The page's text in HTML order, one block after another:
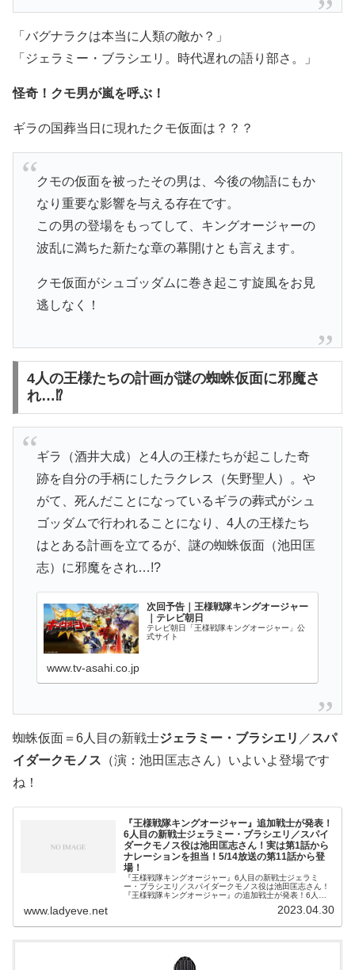
「バグナラクは本当に人類の敵か？」
「ジェラミー・ブラシエリ。時代遅れの語り部さ。」
怪奇！クモ男が嵐を呼ぶ！
ギラの国葬当日に現れたクモ仮面は？？？
クモの仮面を被ったその男は、今後の物語にもか
なり重要な影響を与える存在です。
この男の登場をもってして、キングオージャーの
波乱に満ちた新たな章の幕開けとも言えます。
クモ仮面がシュゴッダムに巻き起こす旋風をお見
逃しなく！
4人の王様たちの計画が謎の蜘蛛仮面に邪魔さ
れ…⁉
ギラ（酒井大成）と4人の王様たちが起こした奇
跡を自分の手柄にしたラクレス（矢野聖人）。や
がて、死んだことになっているギラの葬式がシュ
ゴッダムで行われることになり、4人の王様たち
はとある計画を立てるが、謎の蜘蛛仮面（池田匡
志）に邪魔をされ…!?
次回予告｜王様戦隊キングオージャー
｜テレビ朝日
テレビ朝日「王様戦隊キングオージャー」公
式サイト
www.tv-asahi.co.jp
蜘蛛仮面＝6人目の新戦士ジェラミー・ブラシエリ ／ スパ
イダークモノス （演：池田匡志さん）いよいよ登場です
ね！
『王様戦隊キングオージャー』追加戦士が発表！
6人目の新戦士ジェラミー・ブラシエリ／スパイ
ダークモノス役は池田匡志さん！実は第1話から
ナレーションを担当！5/14放送の第11話から登
場！
『王様戦隊キングオージャー』6人目の新戦士ジェラミ
ー・ブラシエリ／スパイダークモノス役は池田匡志さん！
『王様戦隊キングオージャー』の追加戦士が発表！6人目
www.ladyeve.net 2023.04.30